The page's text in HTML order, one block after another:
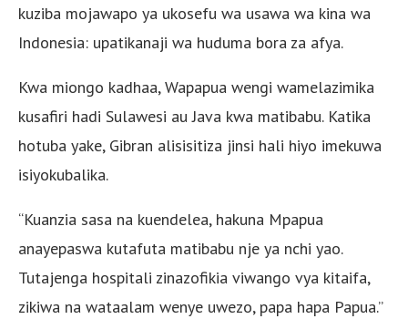
kuziba mojawapo ya ukosefu wa usawa wa kina wa
Indonesia: upatikanaji wa huduma bora za afya.
Kwa miongo kadhaa, Wapapua wengi wamelazimika
kusafiri hadi Sulawesi au Java kwa matibabu. Katika
hotuba yake, Gibran alisisitiza jinsi hali hiyo imekuwa
isiyokubalika.
“Kuanzia sasa na kuendelea, hakuna Mpapua
anayepaswa kutafuta matibabu nje ya nchi yao.
Tutajenga hospitali zinazofikia viwango vya kitaifa,
zikiwa na wataalam wenye uwezo, papa hapa Papua.”